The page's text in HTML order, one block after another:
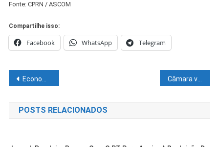
Fonte: CPRN / ASCOM
Compartilhe isso:
Facebook WhatsApp Telegram
Navegação
de
Post
Economia industrial da Bahia deve ser aquecida com redução do IPI Câmara vota projeto que concede reajuste dos servidores municipais
POSTS RELACIONADOS